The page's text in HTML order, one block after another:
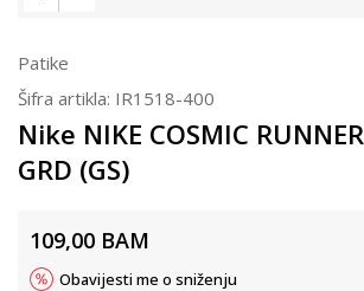
Patike
Šifra artikla: IR1518-400
Nike NIKE COSMIC RUNNER
GRD (GS)
109,00 BAM
Obavijesti me o sniženju